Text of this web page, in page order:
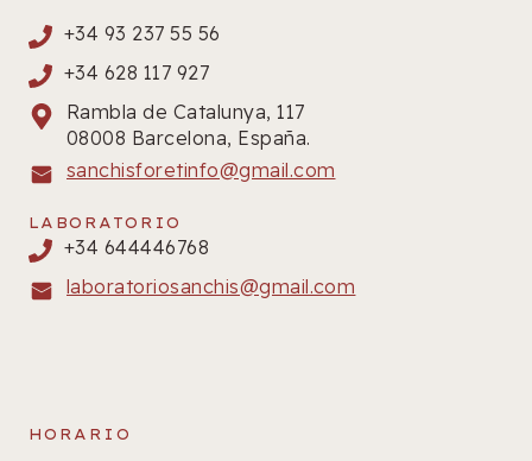
+34 93 237 55 56
+34 628 117 927
Rambla de Catalunya, 117
08008 Barcelona, España.
sanchisforetinfo@gmail.com
LABORATORIO
+34 644446768
laboratoriosanchis@gmail.com
HORARIO